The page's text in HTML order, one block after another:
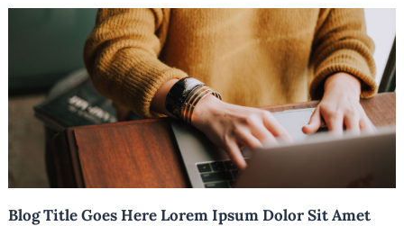
Blog Title Goes Here Lorem Ipsum Dolor Sit Amet